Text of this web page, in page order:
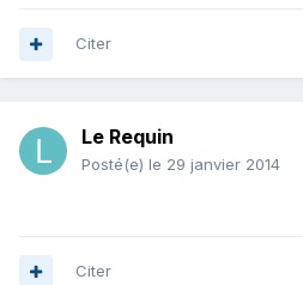
Citer
Le Requin
Posté(e) le 29 janvier 2014
Citer